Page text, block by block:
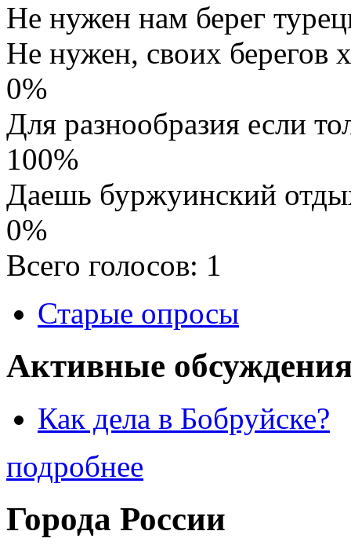
Не нужен нам берег
Не нужен, своих берегов
0%
Для разнообразия если
100%
Даешь буржуинский
0%
Всего голосов: 1
Старые опросы
Активные
Как дела в Бобруйске?
подробнее
Города России